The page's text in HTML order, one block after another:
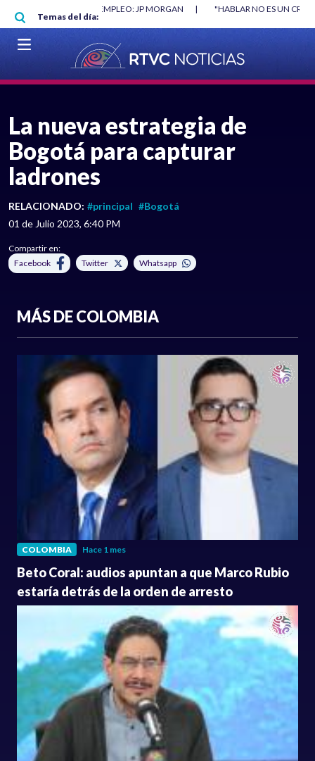
Pasar al contenido principal
Temas del día:
MÍNIMO NO DESTRUYÓ EMPLEO: JP MORGAN |
"HABLAR NO ES UN
MUNDIAL 2026
|
La nueva estrategia de
Bogotá para capturar
ladrones
RELACIONADO: #principal #Bogotá
01 de Julio 2023, 6:40 PM
Compartir en:
Facebook
Twitter Whatsapp
MÁS DE COLOMBIA
COLOMBIA Hace 1 mes
Beto Coral: audios apuntan a que Marco Rubio
estaría detrás de la orden de arresto